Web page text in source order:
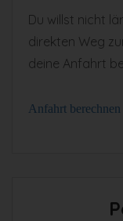
Du willst nicht
direkten Weg
deine Anfahrt
Anfahrt berechnen